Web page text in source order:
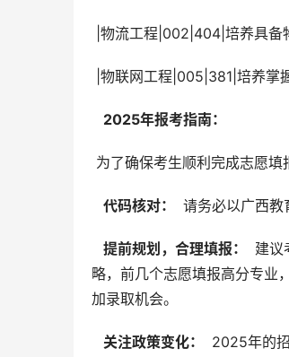
|物流工程|002|404|培养具备
|物联网工程|005|381|培养掌
  2025年报考指南：
为了确保考生顺利完成志愿填
  代码核对：
请务必以广西教
  提前规划，合理填报：
建议
略，前几个志愿填报高分专业
加录取机会。
  关注政策变化：
2025年的